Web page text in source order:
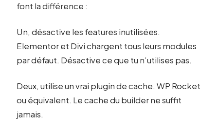
font la différence :
Un, désactive les features inutilisées.
Elementor et Divi chargent tous leurs modules
par défaut. Désactive ce que tu n’utilises pas.
Deux, utilise un vrai plugin de cache. WP Rocket
ou équivalent. Le cache du builder ne suffit
jamais.